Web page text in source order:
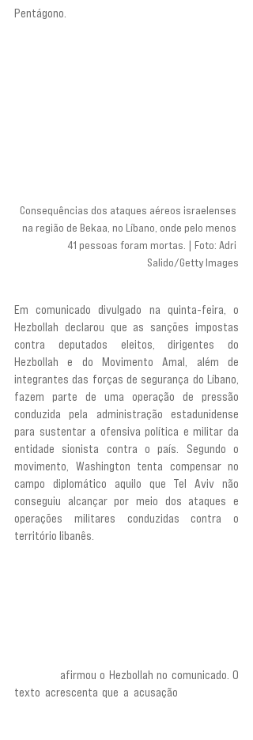
Pentágono.
Consequências dos ataques aéreos israelenses
na região de Bekaa, no Líbano, onde pelo menos
41 pessoas foram mortas. | Foto: Adri
Salido/Getty Images
Em comunicado divulgado na quinta-feira, o
Hezbollah declarou que as sanções impostas
contra deputados eleitos, dirigentes do
Hezbollah e do Movimento Amal, além de
integrantes das forças de segurança do Líbano,
fazem parte de uma operação de pressão
conduzida pela administração estadunidense
para sustentar a ofensiva política e militar da
entidade sionista contra o país. Segundo o
movimento, Washington tenta compensar no
campo diplomático aquilo que Tel Aviv não
conseguiu alcançar por meio dos ataques e
operações militares conduzidas contra o
território libanês.
afirmou o Hezbollah no comunicado. O
texto acrescenta que a acusação